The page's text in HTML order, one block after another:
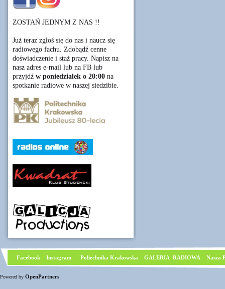
ZOSTAŃ JEDNYM Z NAS !!
Już teraz zgłoś się do nas i naucz się
radiowego fachu. Zdobądź cenne
doświadczenie i staż pracy. Napisz na
nasz adres e-mail lub na FB lub
przyjdź w poniedziałek o 20:00 na
spotkanie radiowe w naszej siedzibie.
Facebook Instagram Poliechnika Krakowska GALERIA RADIOWA Nasza
Powered by OpenPartners